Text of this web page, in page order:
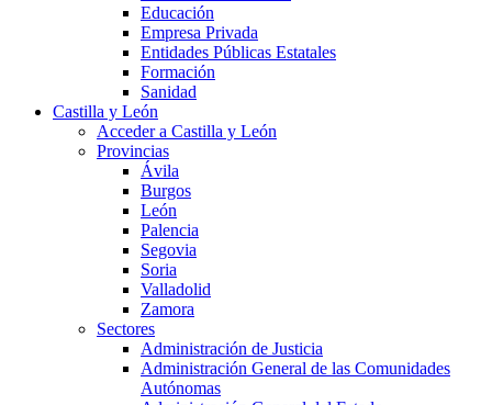
Educación
Empresa Privada
Entidades Públicas Estatales
Formación
Sanidad
Castilla y León
Acceder a Castilla y León
Provincias
Ávila
Burgos
León
Palencia
Segovia
Soria
Valladolid
Zamora
Sectores
Administración de Justicia
Administración General de las Comunidades
Autónomas